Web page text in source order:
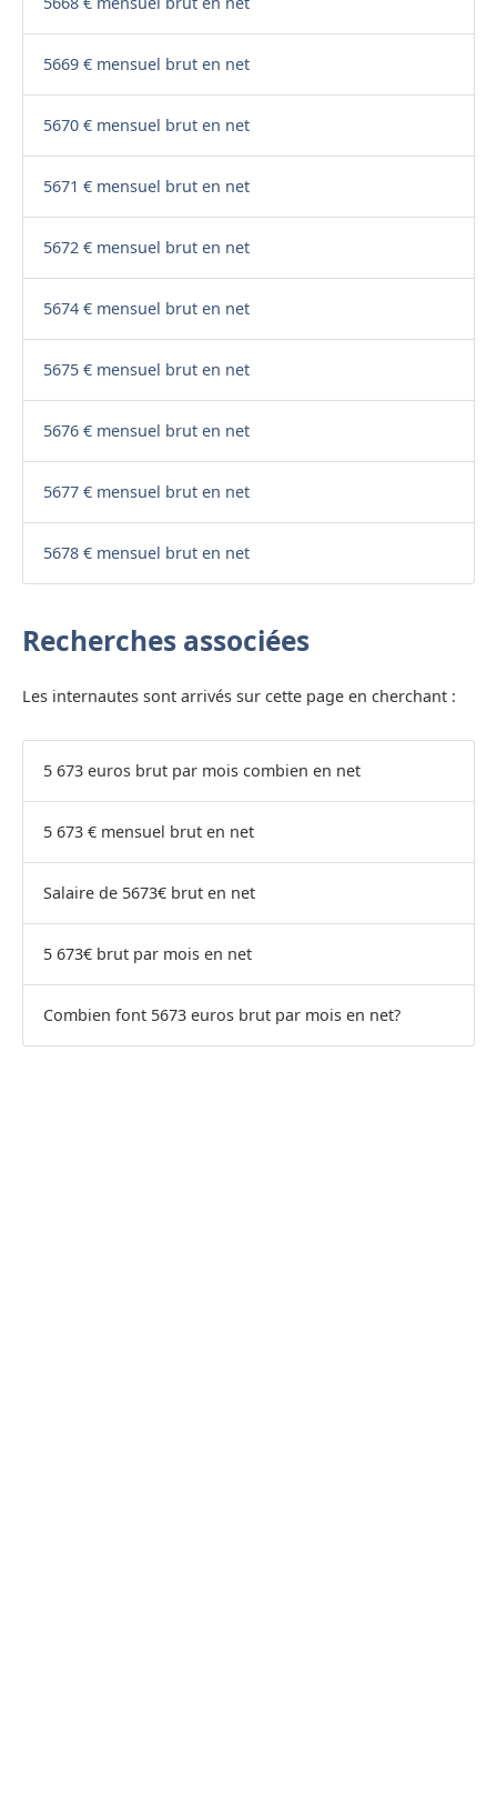
5669 € mensuel brut en net
5670 € mensuel brut en net
5671 € mensuel brut en net
5672 € mensuel brut en net
5674 € mensuel brut en net
5675 € mensuel brut en net
5676 € mensuel brut en net
5677 € mensuel brut en net
5678 € mensuel brut en net
Recherches associées
Les internautes sont arrivés sur cette page en cherchant :
5 673 euros brut par mois combien en net
5 673 € mensuel brut en net
Salaire de 5673€ brut en net
5 673€ brut par mois en net
Combien font 5673 euros brut par mois en net?